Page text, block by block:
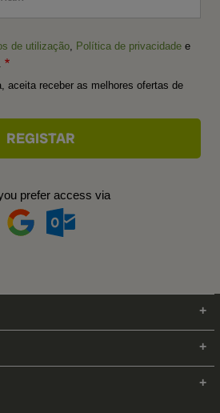
de utilização Política de privacidade e
aceita receber as melhores ofertas de
prefer access via